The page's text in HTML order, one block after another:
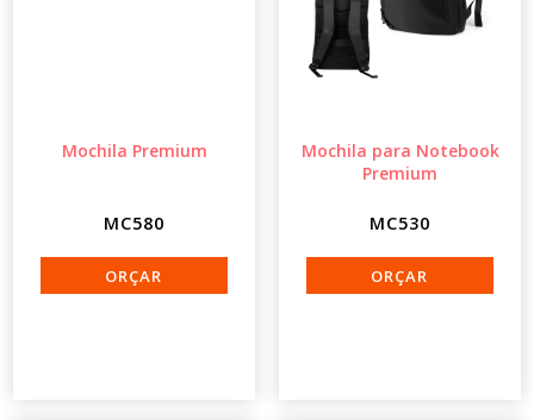
Mochila Premium
MC580
Mochila para Notebook
Premium
MC530